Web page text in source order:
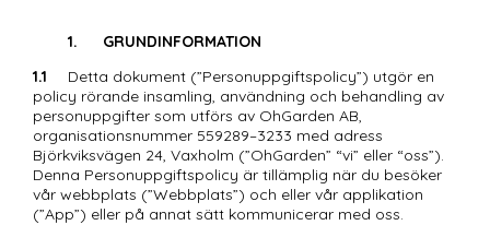
1.	GRUNDINFORMATION
1.1
policy rörande insamling, användning och behandling av
personuppgifter som utförs av OhGarden AB,
organisationsnummer 559289–3233 med adress
Björkviksvägen 24, Vaxholm (”OhGarden” “vi” eller “oss”).
Denna Personuppgiftspolicy är tillämplig när du besöker
vår webbplats (”Webbplats”) och eller vår applikation
(”App”) eller på annat sätt kommunicerar med oss.